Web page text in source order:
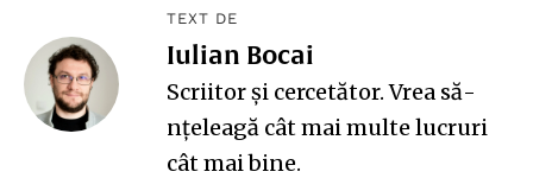
TEXT DE
Iulian Bocai
Scriitor și cercetător. Vrea să-
nțeleagă cât mai multe lucruri
cât mai bine.